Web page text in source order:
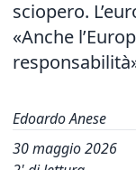
sciopero.
«Anche
Edoardo Anese
30 maggio 2026